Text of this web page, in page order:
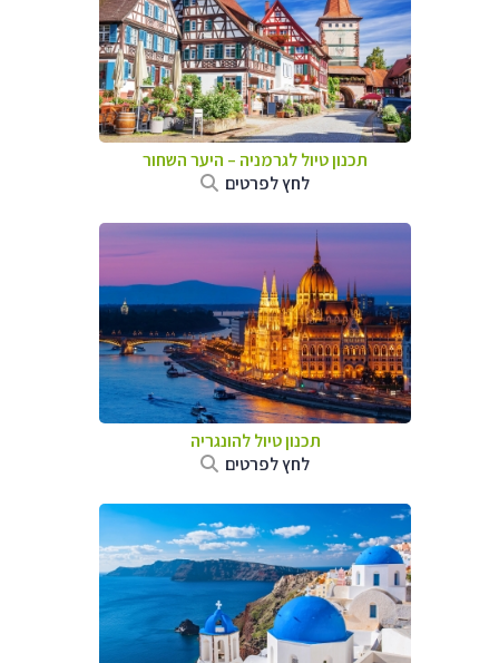
תכנון טיול לגרמניה – היער השחור
לחץ לפרטים
תכנון טיול להונגריה
לחץ לפרטים